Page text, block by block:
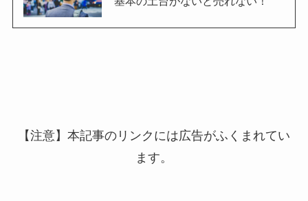
【注意】本記事のリンクには広告がふくまれてい
ます。